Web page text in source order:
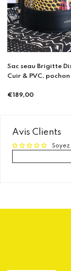
seau Brigitte
& PVC, pochon wax
Avis Clients